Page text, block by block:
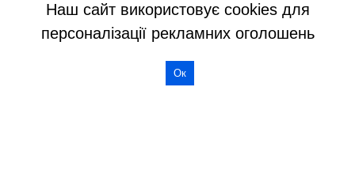
Наш сайт використовує cookies для
персоналізації рекламних оголошень
Ок